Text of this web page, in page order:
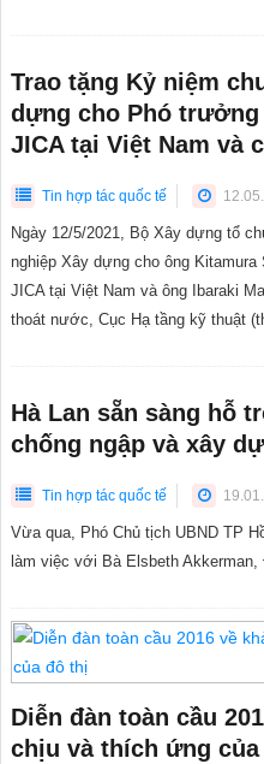
Trao tặng Kỷ niệm
dựng cho Phó
JICA tại Việt Nam và
Tin hợp tác quốc tế
Ngày 12/5/2021, Bộ Xây dựng tổ
nghiệp Xây dựng cho ông
JICA tại Việt Nam và ông Ibaraki
thoát nước, Cục Hạ tầng kỹ thuật
Hà Lan sẵn sàng hỗ
chống ngập và xây
Tin hợp tác quốc tế
Vừa qua, Phó Chủ tịch UBND TP
làm việc với Bà Elsbeth
Diễn đàn toàn cầu
chịu và thích ứng